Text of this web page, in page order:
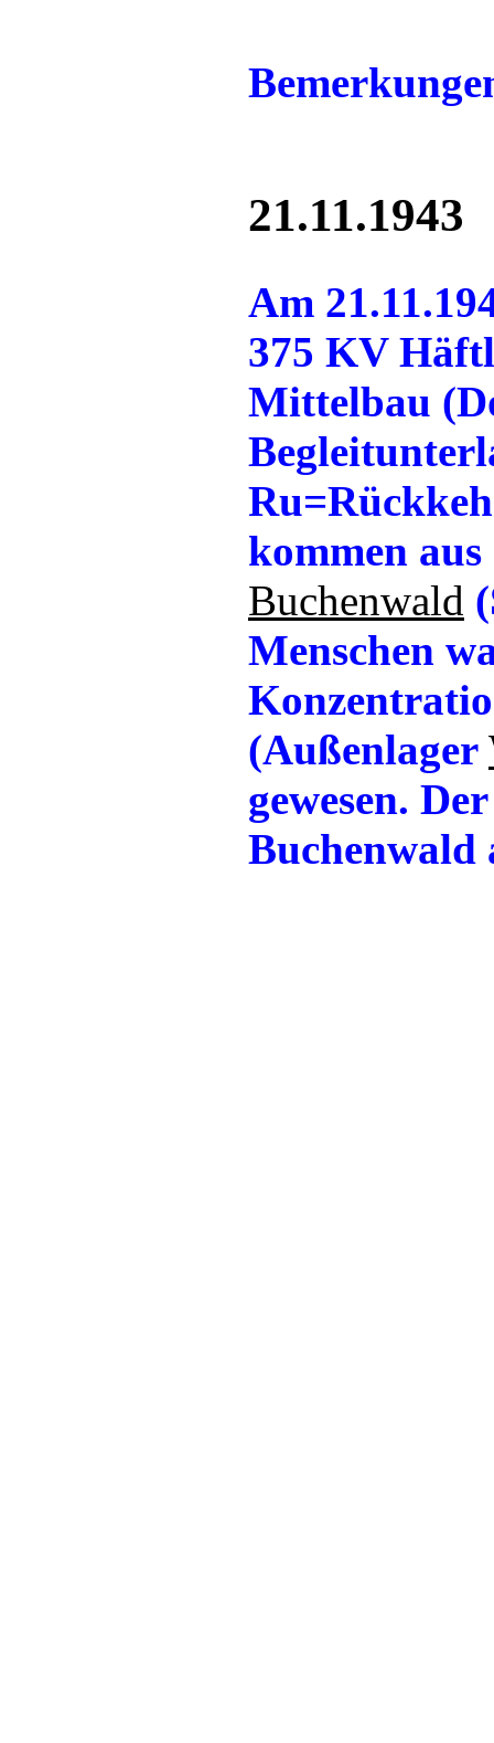
21.11.1943
Am
375 KV
Mittelbau
kommen
Buchenwald
Menschen
(Außenlager
gewesen.
Buchenwald